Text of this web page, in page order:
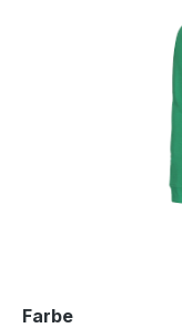
Farbeauswählen